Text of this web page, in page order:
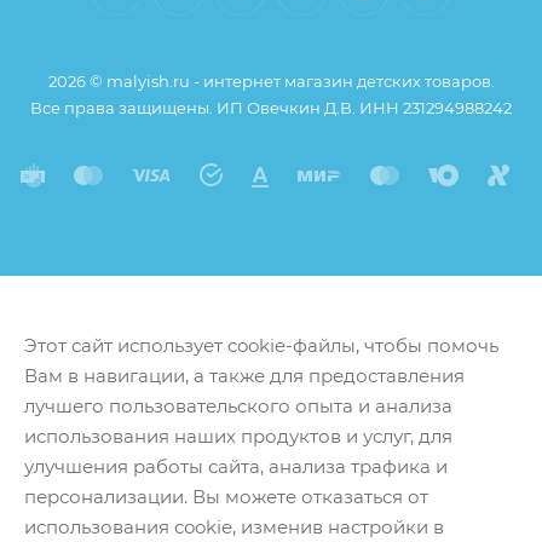
плесень
2026 © malyish.ru - интернет магазин детских товаров.
Все права защищены. ИП Овечкин Д.В. ИНН 231294988242
Этот сайт использует cookie-файлы, чтобы помочь
Вам в навигации, а также для предоставления
лучшего пользовательского опыта и анализа
использования наших продуктов и услуг, для
улучшения работы сайта, анализа трафика и
персонализации. Вы можете отказаться от
использования cookie, изменив настройки в